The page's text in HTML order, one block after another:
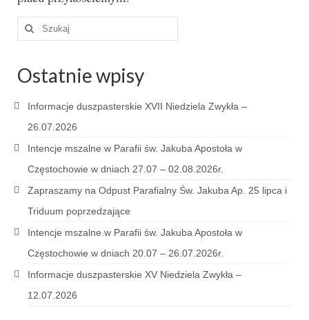
Szuklaj
Ostatnie wpisy
Informacje duszpasterskie XVII Niedziela Zwykła –
26.07.2026
Intencje mszalne w Parafii św. Jakuba Apostoła w
Częstochowie w dniach 27.07 – 02.08.2026r.
Zapraszamy na Odpust Parafialny Św. Jakuba Ap. 25 lipca i
Triduum poprzedzające
Intencje mszalne w Parafii św. Jakuba Apostoła w
Częstochowie w dniach 20.07 – 26.07.2026r.
Informacje duszpasterskie XV Niedziela Zwykła –
12.07.2026